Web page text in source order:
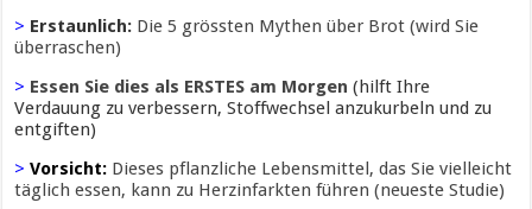
> Erstaunlich: Die 5 grössten Mythen über Brot (wird Sie
überraschen)
> Essen Sie dies als ERSTES am Morgen (hilft Ihre
Verdauung zu verbessern, Stoffwechsel anzukurbeln und zu
entgiften)
> Vorsicht: Dieses pflanzliche Lebensmittel, das Sie vielleicht
täglich essen, kann zu Herzinfarkten führen (neueste Studie)